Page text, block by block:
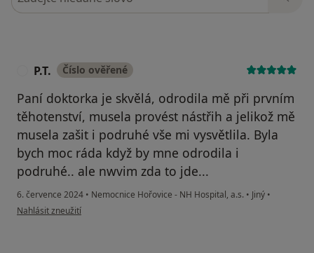
P.T. Číslo ověřené
Paní doktorka je skvělá, odrodila mě při prvním
těhotenství, musela provést nástřih a jelikož mě
musela zašit i podruhé vše mi vysvětlila. Byla
bych moc ráda když by mne odrodila i
podruhé.. ale nwvim zda to jde...
6. července 2024 • Nemocnice Hořovice - NH Hospital, a.s. • Jiný •
podle názoru uživatele P.T.
Nahlásit zneužití